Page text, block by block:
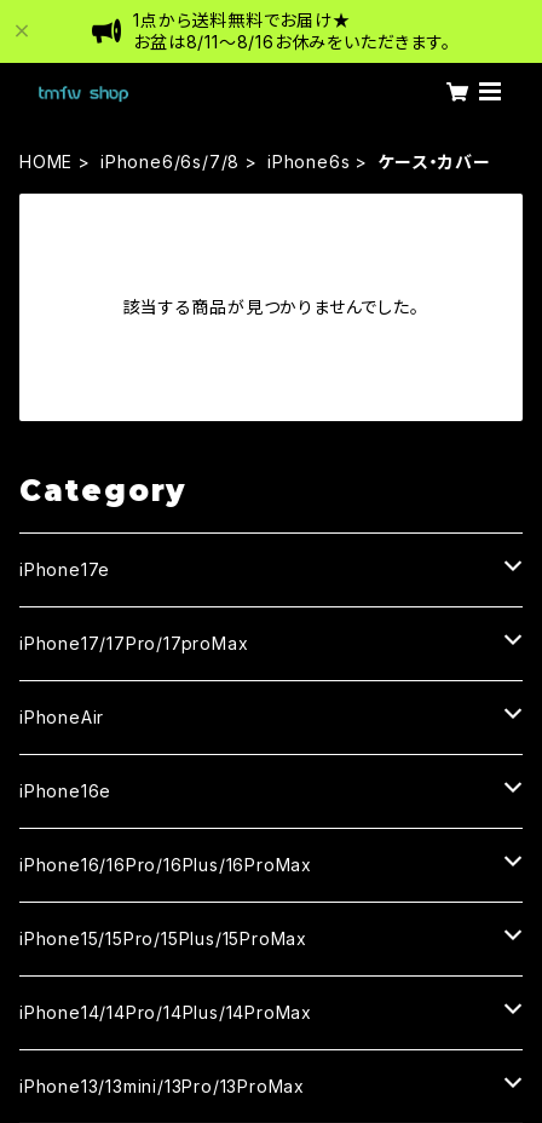
1点から送料無料でお届け★
お盆は8/11〜8/16お休みをいただきます。
HOME iPhone6/6s/7/8 iPhone6s ケース・カバー
該当する商品が見つかりませんでした。
Category
iPhone17e
ガラスフィルム
セラミックフィルム
カメラ用フィルム
iPhone17/17Pro/17proMax
iPhone17
ガラスフィルム
セラミックフィルム
iPhone17Pro
ガラスフィルム
セラミックフィルム
iPhone17proMax
ガラスフィルム
セラミックフィルム
iPhoneAir
ガラスフィルム
セラミックフィルム
カメラ用フィルム
iPhone16e
ガラスフィルム
セラミックフィルム
カメラ用フィルム
iPhone16/16Pro/16Plus/16ProMax
iPhone16
ガラスフィルム
セラミックフィルム
iPhone16Pro
ガラスフィルム
iPhone16Plus
iPhone15/15Pro/15Plus/15ProMax
iPhone15
ガラスフィルム
iPhone15Pro
iPhone14/14Pro/14Plus/14ProMax
iPhone14
iPhone13/13mini/13Pro/13ProMax